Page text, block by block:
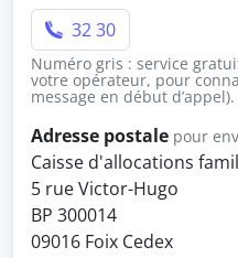
32 30
Numéro gris : service
votre opérateur, pour
message en début d’appel).
Adresse postale pour
Caisse d'allocations
5 rue Victor-Hugo
BP 300014
09016 Foix Cedex